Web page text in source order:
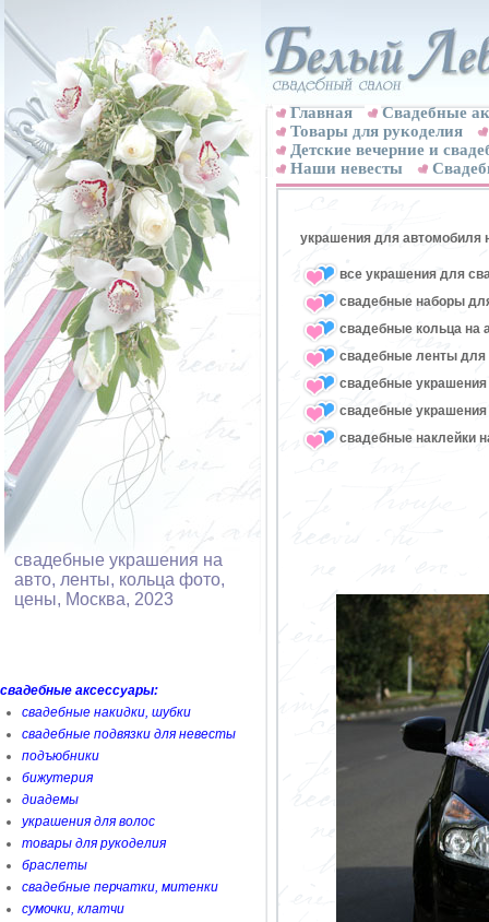
свадебные украшения на
авто, ленты, кольца фото,
цены, Москва, 2023
свадебные аксессуары:
свадебные накидки, шубки
свадебные подвязки для невесты
подъюбники
бижутерия
диадемы
украшения для волос
товары для рукоделия
браслеты
свадебные перчатки, митенки
сумочки, клатчи
Главная
Свадебные
Товары для рукоделия
Детские вечерние и
Наши невесты
украшения для автомобиля
все украшения для
свадебные наборы
свадебные кольца на
свадебные ленты для
свадебные украшения
свадебные украшения
свадебные наклейки